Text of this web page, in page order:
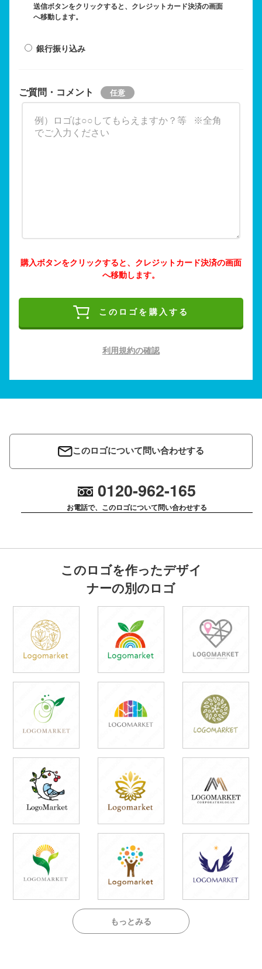
送信ボタンをクリックすると、クレジットカード決済の画面
へ移動します。
銀行振り込み
ご質問・コメント
購入ボタンをクリックすると、クレジットカード決済の画面
へ移動します。
このロゴを購入する
利用規約の確認
このロゴについて問い合わせする
0120-962-165
お電話で、このロゴについて問い合わせする
このロゴを作ったデザイ
ナーの別のロゴ
もっとみる